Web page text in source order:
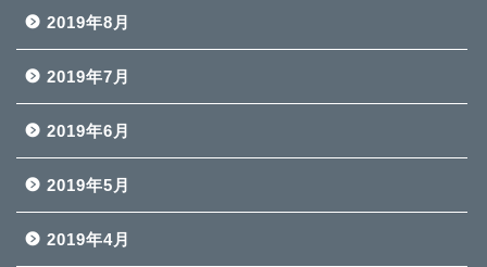
2019年8月
2019年7月
2019年6月
2019年5月
2019年4月